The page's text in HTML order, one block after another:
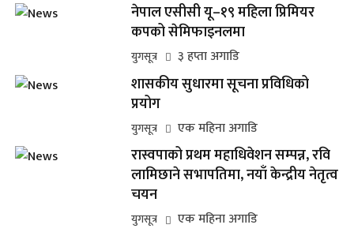
नेपाल एसीसी यू–१९ महिला प्रिमियर
कपको सेमिफाइनलमा
युगसूत्र ३ हप्ता अगाडि
शासकीय सुधारमा सूचना प्रविधिको
प्रयोग
युगसूत्र एक महिना अगाडि
रास्वपाको प्रथम महाधिवेशन सम्पन्न, रवि
लामिछाने सभापतिमा, नयाँ केन्द्रीय नेतृत्व
चयन
युगसूत्र एक महिना अगाडि